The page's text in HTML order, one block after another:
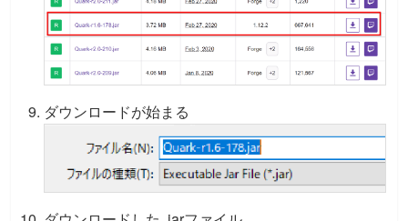
ダウンロードが始まる